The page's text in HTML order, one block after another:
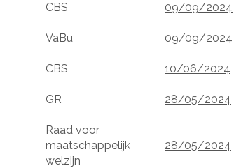
CBS 09/09/2024
VaBu 09/09/2024
CBS 10/06/2024
GR 28/05/2024
Raad voor
maatschappelijk
welzijn
28/05/2024